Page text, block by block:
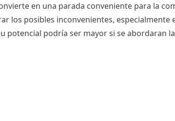
en una parada conveniente para la
los posibles inconvenientes, especialmente
podría ser mayor si se abordaran